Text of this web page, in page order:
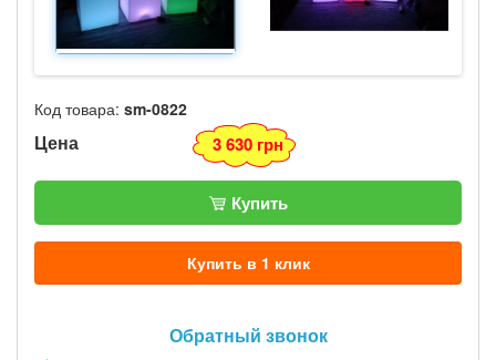
Код товара: sm-0822
Цена 3 630 грн
Купить
Купить в 1 клик
Обратный звонок